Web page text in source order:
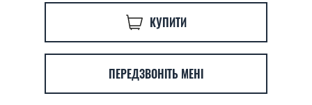
КУПИТИ
ПЕРЕДЗВОНІТЬ МЕНІ